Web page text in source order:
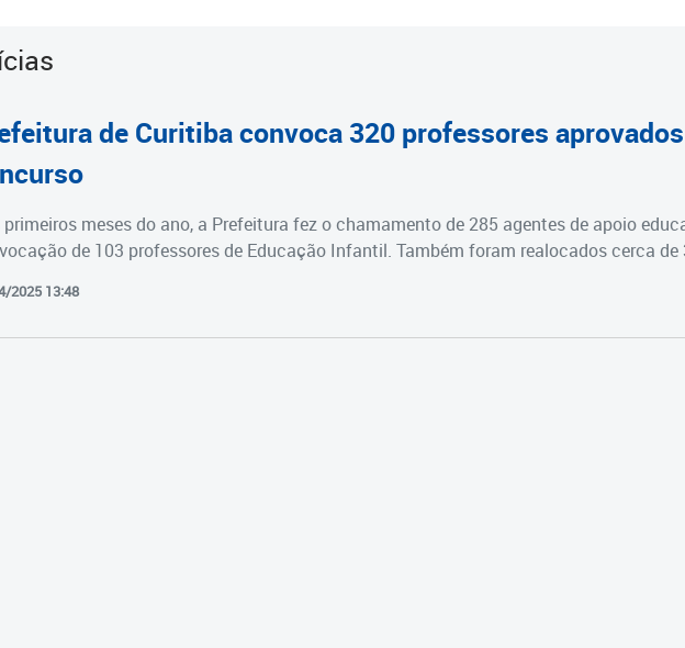
de Curitiba convoca 320 professores
primeiros meses do ano, a Prefeitura fez o chamamento de 285 agentes de apoio
de 103 professores de Educação Infantil. Também foram realocados cerca de
2025 13:48